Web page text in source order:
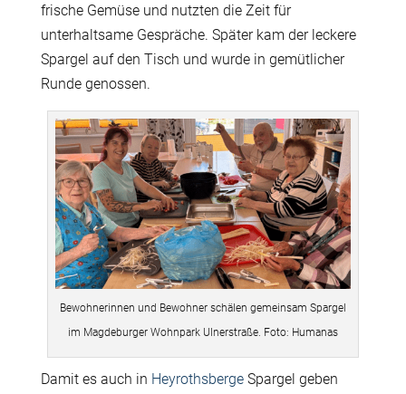
frische Gemüse und nutzten die Zeit für
unterhaltsame Gespräche. Später kam der leckere
Spargel auf den Tisch und wurde in gemütlicher
Runde genossen.
Bewohnerinnen und Bewohner schälen gemeinsam Spargel
im Magdeburger Wohnpark Ulnerstraße. Foto: Humanas
Damit es auch in HeyrothsbergeSpargel geben